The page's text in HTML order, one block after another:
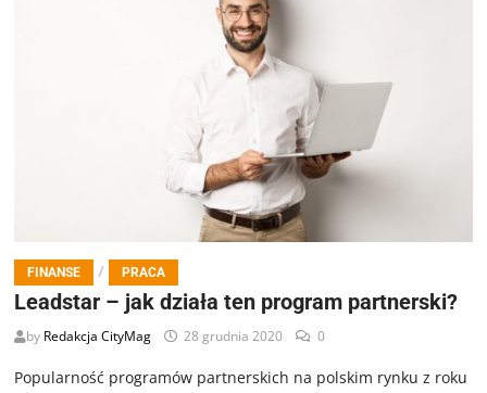
FINANSE / PRACA
Leadstar – jak działa ten program partnerski?
by Redakcja CityMag 28 grudnia 2020 0
Popularność programów partnerskich na polskim rynku z roku